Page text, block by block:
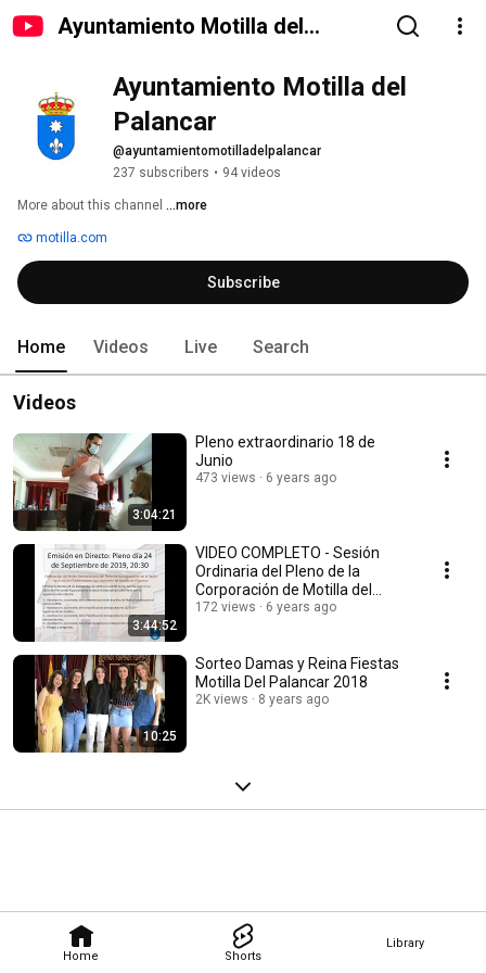
Ayuntamiento Motilla del
Home Shorts
Library
Ayuntamiento Motilla del
Palancar
@ayuntamientomotilladelpalancar
237 subscribers • 94 videos
More about this channel ...more
motilla.com
Subscribe
Home Videos Live Search
Videos
3:04:21
Pleno extraordinario 18 de
Junio
473 views 6 years ago
3:44:52
VIDEO COMPLETO - Sesión
Ordinaria del Pleno de la
Corporación de Motilla del
Palancar. 24/09/2019
172 views 6 years ago
10:25
Sorteo Damas y Reina Fiestas
Motilla Del Palancar 2018
2K views 8 years ago